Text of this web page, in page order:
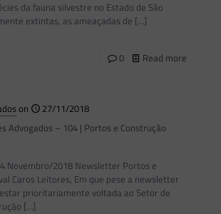
da fauna silvestre no Estado de São
extintas, as ameaçadas de […]
0 Read more
on
27/11/2018
Advogados – 104 | Portos e Construção
Novembro/2018 Newsletter Portos e
Caros Leitores, Em que pese a newsletter
prioritariamente voltada ao Setor de
[…]